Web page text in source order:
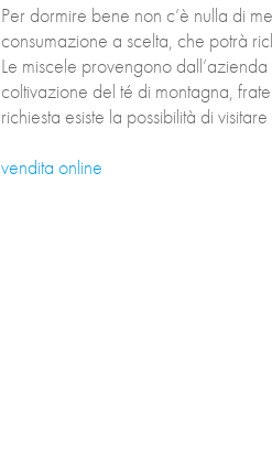
Per dormire bene non c’è nulla di
consumazione a scelta, che potrà
Le miscele provengono
coltivazione del té di montagna,
richiesta esiste la possibilità di
vendita online